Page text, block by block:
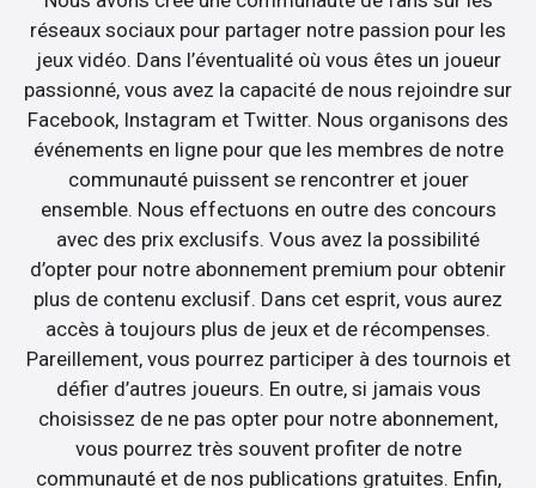
réseaux sociaux pour partager notre passion pour les
jeux vidéo. Dans l’éventualité où vous êtes un joueur
passionné, vous avez la capacité de nous rejoindre sur
Facebook, Instagram et Twitter. Nous organisons des
événements en ligne pour que les membres de notre
communauté puissent se rencontrer et jouer
ensemble. Nous effectuons en outre des concours
avec des prix exclusifs. Vous avez la possibilité
d’opter pour notre abonnement premium pour obtenir
plus de contenu exclusif. Dans cet esprit, vous aurez
accès à toujours plus de jeux et de récompenses.
Pareillement, vous pourrez participer à des tournois et
défier d’autres joueurs. En outre, si jamais vous
choisissez de ne pas opter pour notre abonnement,
vous pourrez très souvent profiter de notre
communauté et de nos publications gratuites. Enfin,